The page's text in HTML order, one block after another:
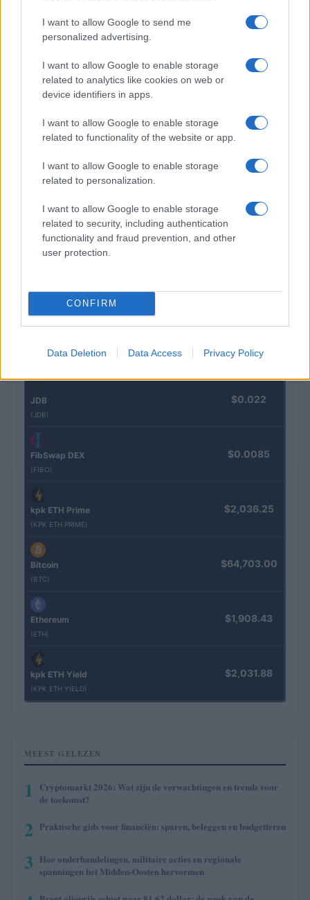
I want to allow Google to send me
personalized advertising.
I want to allow Google to enable storage
related to analytics like cookies on web or
device identifiers in apps.
I want to allow Google to enable storage
related to functionality of the website or app.
I want to allow Google to enable storage
related to personalization.
I want to allow Google to enable storage
related to security, including authentication
functionality and fraud prevention, and other
user protection.
CONFIRM
Data Deletion Data Access Privacy Policy
EUR/JPY daalt 1,58%: valuta en crypto in een week van
terugtrekking
Naam
Eureka Bridged PAX Gold (Terra
Kinza Babylon Staked BTC
(KBTC)
$83,270.00
Epoch Island $0.032
Stride Staked Injective
JDB
(JDB)
$0.022
FibSwap DEX
(FIBO)
$0.0085
kpk ETH Prime
(KPK ETH PRIME)
$2,036.25
Bitcoin
(BTC)
$64,703.00
Ethereum
(ETH)
$1,908.43
kpk ETH Yield
(KPK ETH YIELD)
$2,031.88
MEEST GELEZEN
1
Cryptomarkt 2026: Wat zijn de verwachtingen en trends voor
de toekomst?
2 Praktische gids voor financiën: sparen, beleggen en budgetteren
3 Hoe onderhandelingen, militaire acties en regionale
spanningen het Midden-Oosten hervormen